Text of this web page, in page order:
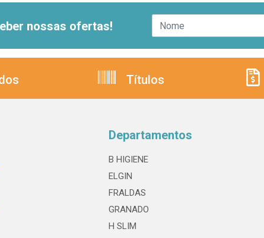
nossas ofertas!
Títulos
Departamentos
B HIGIENE
ELGIN
FRALDAS
GRANADO
H SLIM